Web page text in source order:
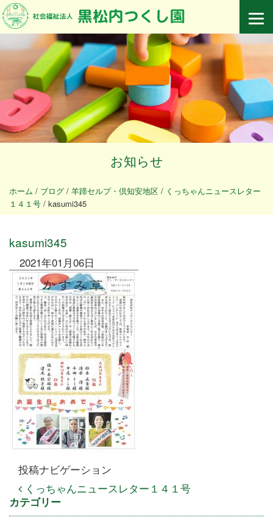
お知らせ
ホーム / ブログ / 羊蹄セルプ・倶知安地区 / くっちゃんニュースレター
１４１号 / kasumi345
kasumi345
2021年01月06日
投稿ナビゲーション
くっちゃんニュースレター１４１号
カテゴリー